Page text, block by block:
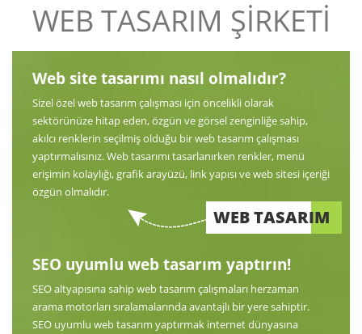
WEB TASARIM ŞİRKETİ
Web site tasarımı nasıl olmalıdır?
Sizel özel web tasarım çalışması için öncelikli olarak
sektörünüze hitap eden, özgün ve görsel zenginliğe sahip,
akılcı renklerin seçilmiş olduğu bir web tasarım çalışması
yaptırmalısınız. Web tasarımı tasarlanırken renkler, menü
erişimin kolaylığı, grafik arayüzü, link yapısı ve web sitesi içeriği
özgün olmalıdır.
WEB TASARIM
SEO uyumlu web tasarım yaptırın!
SEO altyapısına sahip web tasarım çalışmaları herzaman
arama motorları sıralamalarında avantajlı bir yere sahiptir.
SEO uyumlu web tasarım yaptırmak internet dünyasına